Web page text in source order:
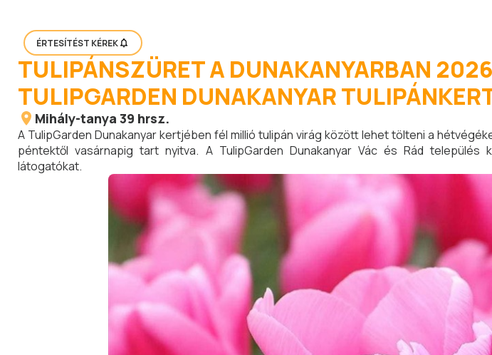
ÉRTESÍTÉST KÉREK
TULIPÁNSZÜRET A DUNAKANYARBAN
TULIPGARDEN DUNAKANYAR
Mihály-tanya 39 hrsz.
A TulipGarden Dunakanyar kertjében fél millió tulipán virág között lehet tölteni a
péntektől vasárnapig tart nyitva. A TulipGarden Dunakanyar Vác és Rád település
látogatókat.